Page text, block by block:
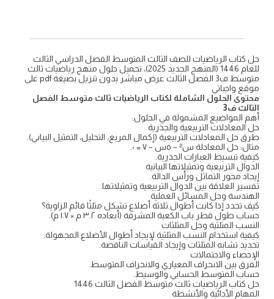
حل كتاب الرياضيات للصف الثالث المتوسط الفصل الدراسي الثالث
للعام 1446 (المنهج الجديد 2025)، تحميل حلول منهج رياضيات ثالث
متوسط ف3 الفصل الثالث عرض مباشر بدون تنزيل بصيغة pdf على
موقع واجباتي
محتوى الحلول الشاملة لكتاب الرياضيات ثالث متوسط الفصل
الثالث ف3
أهم المواضيع المشمولة في الحلول:
حل المعادلات التربيعية والجذرية
طرق حل المعادلات التربيعية (إكمال المربع، التحليل، التمثيل البياني).
مثال: حل المعادلة س² – ٥س – ٧ = ٠.
كيفية تبسيط العبارات الجذرية.
الدوال التربيعية وتمثيلاتها البيانية
إيجاد محور التماثل ورأس الدالة.
تفسير العلاقة بين الدوال التربيعية وتمثيلاتها.
الهندسة وحل المسائل العملية
كيف تحدد إذا كانت أطوال ثلاثة أضلاع تشكل مثلثًا قائم الزاوية؟
حساب طول قطر باب الكعبة المشرفة (أبعاده ٣.٢ م × ١.٧ م).
النسب المثلثية وحل المثلثات
كيفية استخدام النسب المثلثية لإيجاد أطوال الأضلاع المجهولة.
تحديد تشابه المثلثات وإيجاد القياسات الناقصة.
الإحصاء والاحتمالات
الفرق بين الانحراف المعياري والانحراف المتوسط.
حساب المتوسط الحسابي والوسيط.
حل كتاب الرياضيات ثالث متوسط الفصل الثالث 1446
المهام الأدائية والأنشطة